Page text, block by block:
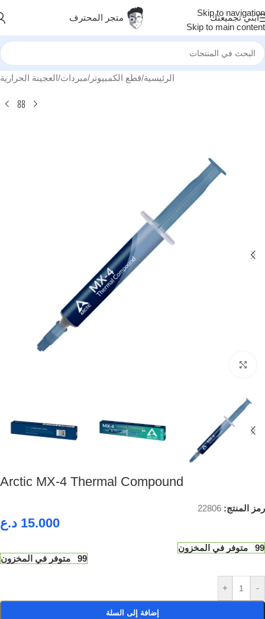
Skip to navigation
Skip to main content
ابني تجميعتك متجر المحترف
الرئيسية/قطع الكمبيوتر /مبردات/العجينة الحرارية
Arctic MX-4 Thermal Compound
رمز المنتج: 22806
15.000 د.ع
99 متوفر في المخزون
99 متوفر في المخزون
-
+
إضافة إلى السلة